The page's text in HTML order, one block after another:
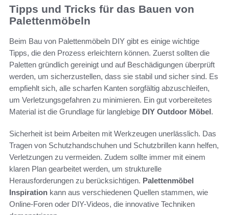
Tipps und Tricks für das Bauen von
Palettenmöbeln
Beim Bau von Palettenmöbeln DIY gibt es einige wichtige
Tipps, die den Prozess erleichtern können. Zuerst sollten die
Paletten gründlich gereinigt und auf Beschädigungen überprüft
werden, um sicherzustellen, dass sie stabil und sicher sind. Es
empfiehlt sich, alle scharfen Kanten sorgfältig abzuschleifen,
um Verletzungsgefahren zu minimieren. Ein gut vorbereitetes
Material ist die Grundlage für langlebige DIY Outdoor Möbel.
Sicherheit ist beim Arbeiten mit Werkzeugen unerlässlich. Das
Tragen von Schutzhandschuhen und Schutzbrillen kann helfen,
Verletzungen zu vermeiden. Zudem sollte immer mit einem
klaren Plan gearbeitet werden, um strukturelle
Herausforderungen zu berücksichtigen. Palettenmöbel
Inspiration kann aus verschiedenen Quellen stammen, wie
Online-Foren oder DIY-Videos, die innovative Techniken